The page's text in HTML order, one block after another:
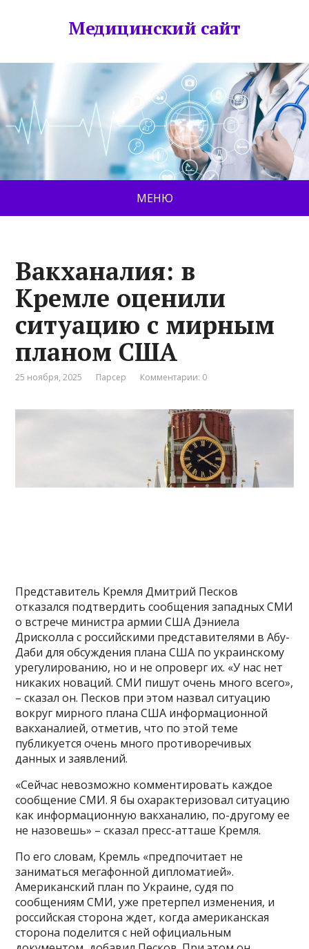
Медицинский сайт
МЕНЮ
Вакханалия: в
Кремле оценили
ситуацию с мирным
планом США
25 ноября, 2025 Парсер Комментарии: 0
Представитель Кремля Дмитрий Песков
отказался подтвердить сообщения западных СМИ
о встрече министра армии США Дэниела
Дрисколла с российскими представителями в Абу-
Даби для обсуждения плана США по украинскому
урегулированию, но и не опроверг их. «У нас нет
никаких новаций. СМИ пишут очень много всего»,
– сказал он. Песков при этом назвал ситуацию
вокруг мирного плана США информационной
вакханалией, отметив, что по этой теме
публикуется очень много противоречивых
данных и заявлений.
«Сейчас невозможно комментировать каждое
сообщение СМИ. Я бы охарактеризовал ситуацию
как информационную вакханалию, по-другому ее
не назовешь» – сказал пресс-атташе Кремля.
По его словам, Кремль «предпочитает не
заниматься мегафонной дипломатией».
Американский план по Украине, судя по
сообщениям СМИ, уже претерпел изменения, и
российская сторона ждет, когда американская
сторона поделится с ней официальным